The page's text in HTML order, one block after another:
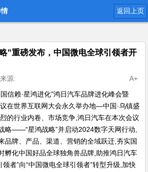
返回上页
”重磅发布，中国微电全球引领者开
源:
A+
信赖·星鸿进化”鸿日汽车品牌进化峰会暨
在世界互联网大会永久举办地—中国·乌镇盛
的行业内卷、市场竞争,鸿日汽车在本次会议
略——“星鸿战略”并启动2024数字天网行动,
品牌、产品、渠道、营销的全域跃迁,夯实国
孵化中国好品全球独角兽品牌,助推鸿日汽车
领者”向“中国微电全球引领者”转型升级,加快